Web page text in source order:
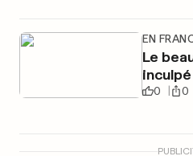
EN
Le
0 0